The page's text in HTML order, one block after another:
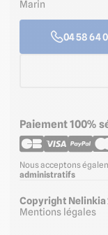
Marin
04 58 64
Paiement 100%
Nous acceptons
administratifs
Copyright Nelinkia
Mentions légales